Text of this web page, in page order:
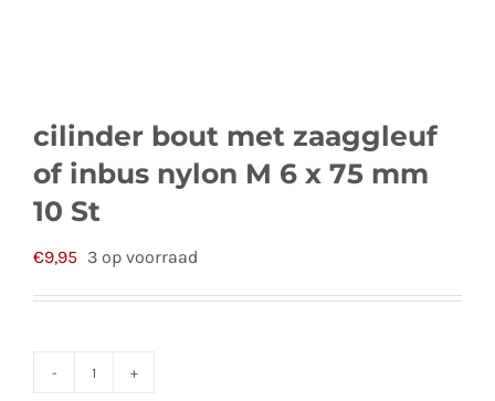
cilinder bout met zaaggleuf
of inbus nylon M 6 x 75 mm
10 St
€9,95 3 op voorraad